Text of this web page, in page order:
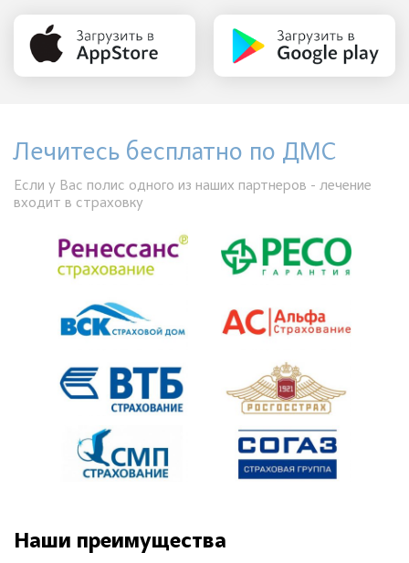
Лечитесь бесплатно по ДМС
Если у Вас полис одного из наших партнеров - лечение
входит в страховку
Наши преимущества